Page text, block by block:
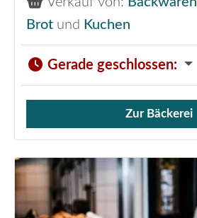
Brot und Kuchen
Gerade geschlossen:
Verkauf von Brötchen,
Zur Bäckerei